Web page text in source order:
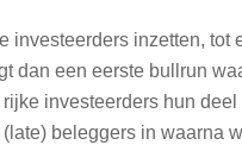
investeerders inzetten,
dan een eerste bullrun
investeerders hun
beleggers in waarna